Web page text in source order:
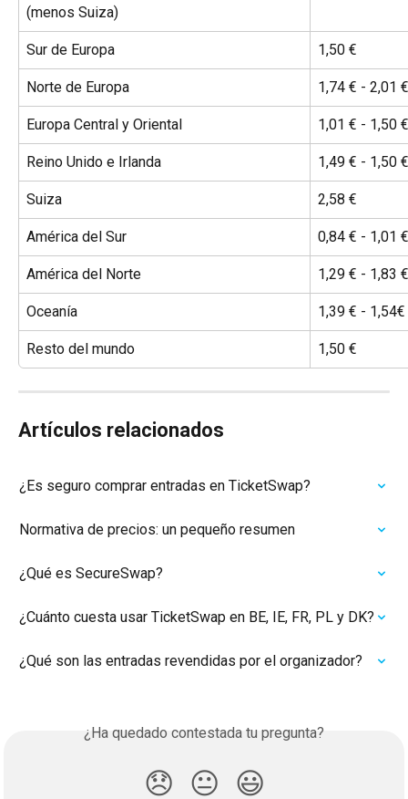
(menos Suiza)
Sur de Europa 1,50 €
Norte de Europa 1,74 € - 2,01 €
Europa Central y Oriental 1,01 € - 1,50 €
Reino Unido e Irlanda 1,49 € - 1,50 €
Suiza 2,58 €
América del Sur 0,84 € - 1,01 €
América del Norte 1,29 € - 1,83 €
Oceanía 1,39 € - 1,54€
Resto del mundo 1,50 €
Artículos relacionados
¿Es seguro comprar entradas en TicketSwap?
Normativa de precios: un pequeño resumen
¿Qué es SecureSwap?
¿Cuánto cuesta usar TicketSwap en BE, IE, FR, PL y DK?
¿Qué son las entradas revendidas por el organizador?
¿Ha quedado contestada tu pregunta?
😞 😐 😃